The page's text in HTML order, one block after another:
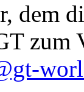
dem
zum